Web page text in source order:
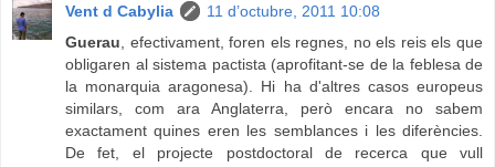
Vent d Cabylia
11 d’octubre, 2011 10:08
Guerau , efectivament, foren els regnes, no els reis els que
obligaren al sistema pactista (aprofitant-se de la feblesa de
la monarquia aragonesa). Hi ha d'altres casos europeus
similars, com ara Anglaterra, però encara no sabem
exactament quines eren les semblances i les diferències.
De fet, el projecte postdoctoral de recerca que vull